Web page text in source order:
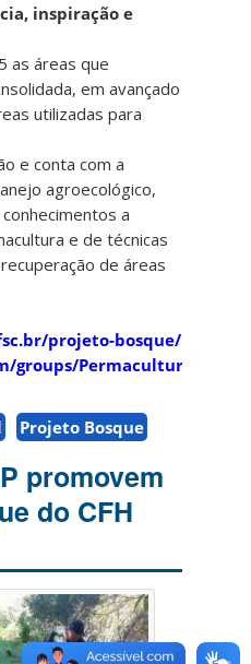
inspiração e
as áreas que
em avançado
utilizadas para
e conta com a
agroecológico,
a
e de técnicas
de áreas
projeto-bosque/
Permacultura.UFSC/
Projeto Bosque
promovem
do CFH